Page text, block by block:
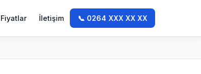
Fiyatlar İletişim 📞 0264 XXX XX XX